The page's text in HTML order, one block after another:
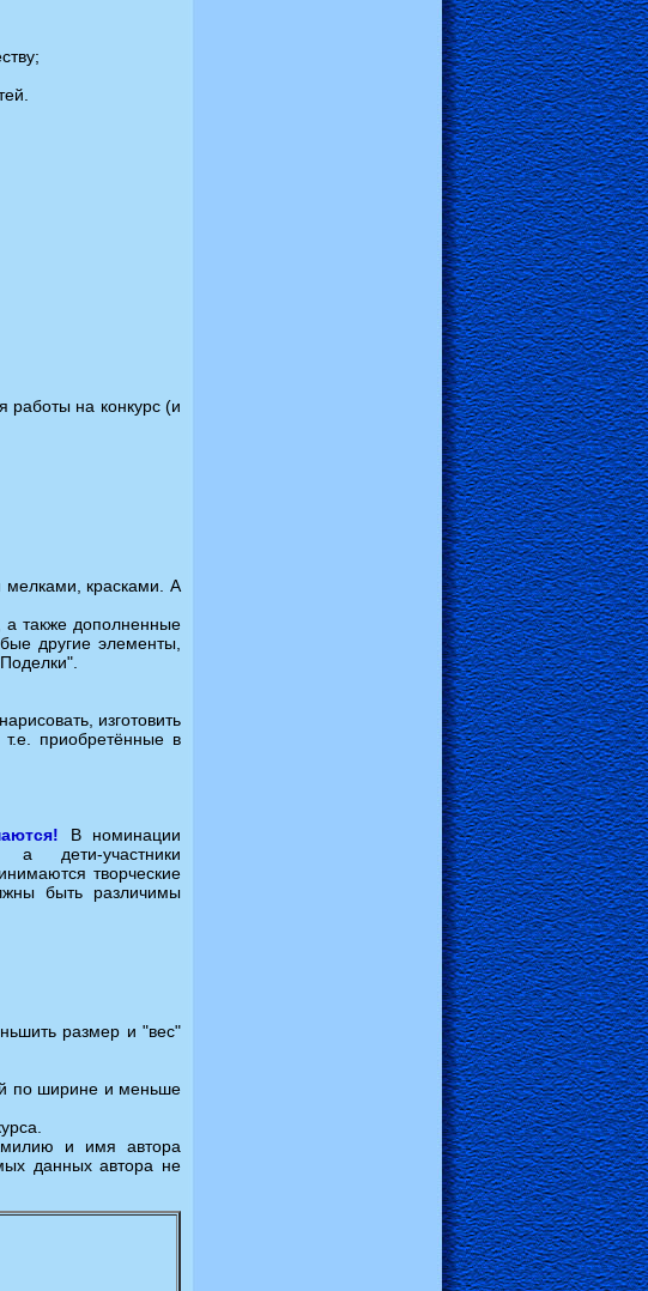
работы на конкурс (и
красками. А
а также дополненные
другие элементы,
изготовить
приобретённые в
В номинации
а дети-участники
творческие
быть различимы
размер и "вес"
по ширине и меньше
и имя автора
данных автора не